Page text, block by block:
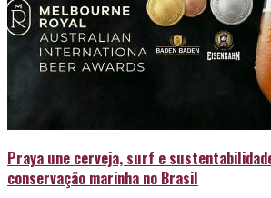
Praya une cerveja, surf e
conservação marinha no Brasil